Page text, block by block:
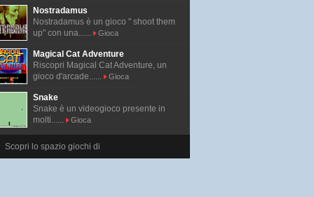
Nostradamus
Nostradamus è un gioco " shoot them
up" con una......
Gioca
Magical Cat Adventure
Riscopri Magical Cat Adventure, un
gioco d'arcade......
Gioca
Snake
Snake è un videogioco presente in
molti......
Gioca
Scopri lo spazio giochi di